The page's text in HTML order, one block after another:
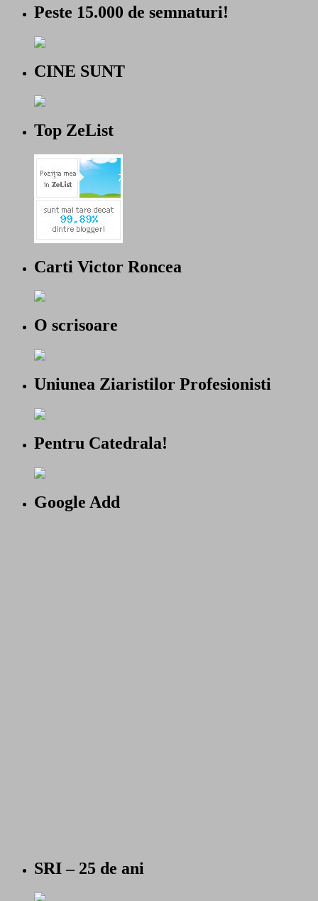
Peste 15.000 de semnaturi!
CINE SUNT
Top ZeList
Carti Victor Roncea
O scrisoare
Uniunea Ziaristilor Profesionisti
Pentru Catedrala!
Google Add
SRI – 25 de ani